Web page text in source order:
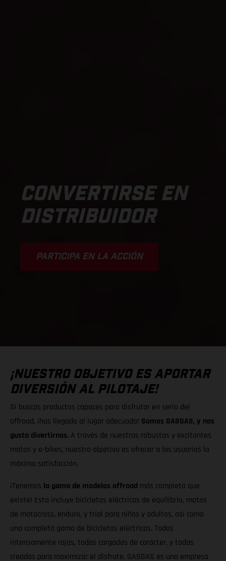
CONVERTIRSE EN
DISTRIBUIDOR
PARTICIPA EN LA ACCIÓN
¡NUESTRO OBJETIVO ES APORTAR
DIVERSIÓN AL PILOTAJE!
Si buscas productos capaces para disfrutar en serio del
offroad, ¡has llegado al lugar adecuado! Somos GASGAS, y nos
gusta divertirnos. A través de nuestras robustas y excitantes
motos y e-bikes, nuestro objetivo es ofrecer a los usuarios la
máxima satisfacción.
¡Tenemos la gama de modelos offroad más completa que
existe! Esta incluye bicicletas eléctricas de equilibrio, motos
de motocross, enduro, y trial para niños y adultos, así como
una completa gama de bicicletas eléctricas. Todas
intensamente rojas, todas cargadas de carácter, y todas
creadas para maximizar el disfrute. GASGAS es una empresa